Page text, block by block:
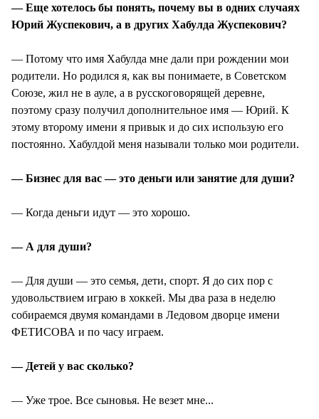
— Еще хотелось бы понять, почему вы в одних случаях
Юрий Жуспекович, а в других Хабулда Жуспекович?
— Потому что имя Хабулда мне дали при рождении мои
родители. Но родился я, как вы понимаете, в Советском
Союзе, жил не в ауле, а в русскоговорящей деревне,
поэтому сразу получил дополнительное имя — Юрий. К
этому второму имени я привык и до сих использую его
постоянно. Хабулдой меня называли только мои родители.
— Бизнес для вас — это деньги или занятие для души?
— Когда деньги идут — это хорошо.
— А для души?
— Для души — это семья, дети, спорт. Я до сих пор с
удовольствием играю в хоккей. Мы два раза в неделю
собираемся двумя командами в Ледовом дворце имени
ФЕТИСОВА и по часу играем.
— Детей у вас сколько?
— Уже трое. Все сыновья. Не везет мне...